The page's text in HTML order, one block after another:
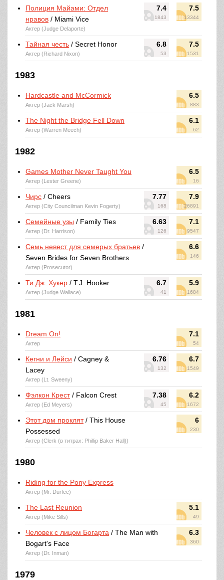
7.4
1843
7.5
13344
Полиция Майами: Отдел
нравов / Miami Vice
Актер (Judge Delaporte)
6.8
53
7.5
1531
Тайная честь / Secret Honor
Актер (Richard Nixon)
1983
6.5
883
Hardcastle and McCormick
Актер (Jack Marsh)
6.1
62
The Night the Bridge Fell Down
Актер (Warren Meech)
1982
6.5
16
Games Mother Never Taught You
Актер (Lester Greene)
7.77
168
7.9
26891
Чирс / Cheers
Актер (City Councilman Kevin Fogerty)
6.63
126
7.1
9547
Семейные узы / Family Ties
Актер (Dr. Harrison)
6.6
146
Семь невест для семерых братьев /
Seven Brides for Seven Brothers
Актер (Prosecutor)
6.7
41
5.9
1684
Ти.Дж. Хукер / T.J. Hooker
Актер (Judge Wallace)
1981
7.1
54
Dream On!
Актер
6.76
132
6.7
1549
Кегни и Лейси / Cagney &
Lacey
Актер (Lt. Sweeny)
7.38
45
6.2
1672
Фэлкон Крест/ Falcon Crest
Актер (Ed Meyers)
6
230
Этот дом проклят/ This House
Possessed
Актер (Clerk (в титрах: Phillip Baker Hall))
1980
Riding for the Pony Express
Актер (Mr. Durfee)
5.1
49
The Last Reunion
Актер (Mike Sills)
6.3
360
Человек с лицом Богарта / The Man with
Bogart's Face
Актер (Dr. Inman)
1979